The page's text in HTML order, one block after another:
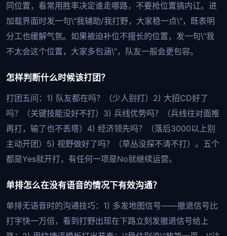
同位置，看常用胜率决定谁走哪路，不要抢位置搞内讧。进
加载界面时发一句\"我辅助/我打野，大家稳一点\"，既表明
分工也缓解气氛。如果被迫补位不擅长的位置，发一句\"我
不太会这个位置，大家多包涵\"，队友一般会更包容。
怎样判断什么时候该打团？
打团五问：1) 队友都在吗？（少人别打）2) 大招CD好了
吗？（关键技能没好不打）3) 兵线优势吗？（兵线往对面推
再打，输了也不丢塔）4) 经济领先吗？（落后3000以上别
主动开团）5) 视野做好了吗？（草丛没探不清不打）。五个
都是Yes就开打，有任何一项是No就继续运营。
单排怎么在没有语音的情况下有效沟通？
单排无语音时的沟通技巧：1) 多发地图信号——撤退信号比
打字快一万倍，看到打野出现在下路立刻发撤退信号给上